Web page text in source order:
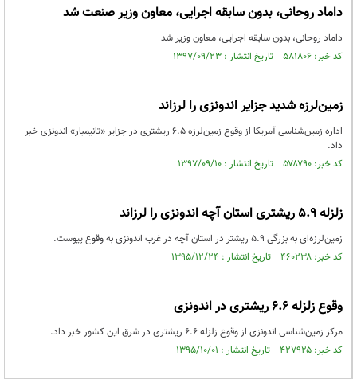
داماد روحانی، بدون سابقه اجرایی، معاون وزیر صنعت شد
داماد روحانی، بدون سابقه اجرایی، معاون وزیر شد
کد خبر: ۵۸۱۸۰۶ تاریخ انتشار : ۱۳۹۷/۰۹/۲۳
زمین‌لرزه شدید جزایر اندونزی را لرزاند
اداره زمین‌شناسی آمریکا از وقوع زمین‌لرزه ۶.۵ ریشتری در جزایر «تانیمبار» اندونزی خبر
داد.
کد خبر: ۵۷۸۷۹۰ تاریخ انتشار : ۱۳۹۷/۰۹/۱۰
زلزله 5.9 ریشتری استان آچه اندونزی را لرزاند
زمین‌لرزه‌ای به بزرگی 5.9 ریشتر در استان آچه در غرب اندونزی به وقوع پیوست.
کد خبر: ۴۶۰۲۳۸ تاریخ انتشار : ۱۳۹۵/۱۲/۲۴
وقوع زلزله 6.6 ریشتری در اندونزی
مرکز زمین‌شناسی اندونزی از وقوع زلزله 6.6 ریشتری در شرق این کشور خبر داد.
کد خبر: ۴۲۷۹۲۵ تاریخ انتشار : ۱۳۹۵/۱۰/۰۱